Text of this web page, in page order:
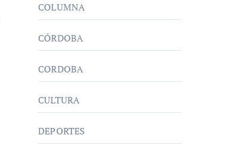
COLUMNA
CÓRDOBA
CORDOBA
CULTURA
DEPORTES